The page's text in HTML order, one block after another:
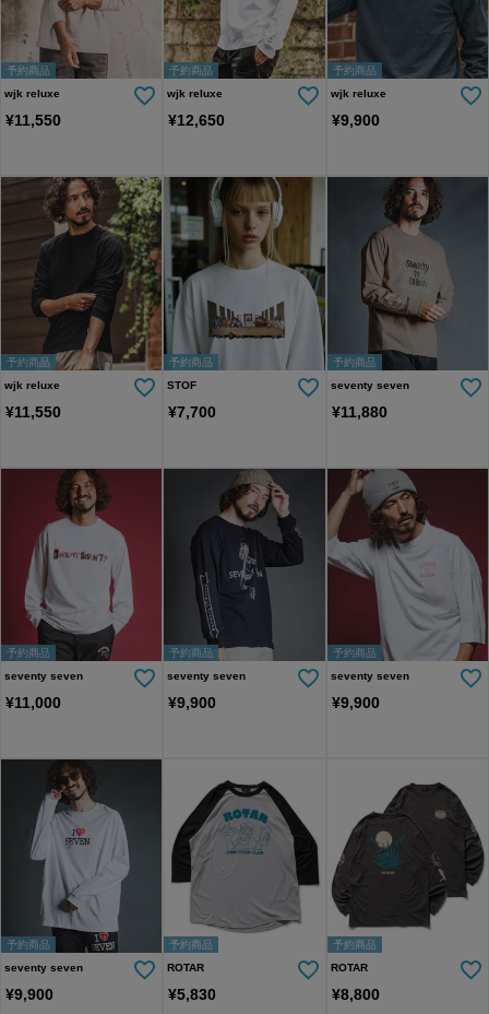
予約商品
wjk reluxe
¥11,550
予約商品
wjk reluxe
¥12,650
予約商品
wjk reluxe
¥9,900
予約商品
wjk reluxe
¥11,550
予約商品
STOF
¥7,700
予約商品
seventy seven
¥11,880
予約商品
seventy seven
¥11,000
予約商品
seventy seven
¥9,900
予約商品
seventy seven
¥9,900
予約商品
seventy seven
¥9,900
予約商品
ROTAR
¥5,830
予約商品
ROTAR
¥8,800